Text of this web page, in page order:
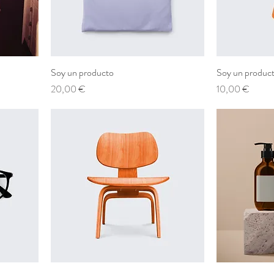
Soy un producto
Prezzo
20,00 €
Soy un
Prezzo
10,00 €